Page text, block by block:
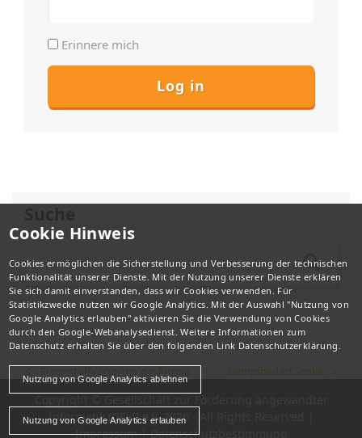
Cookie Hinweis
Cookies ermöglichen die Sicherstellung und Verbesserung der technischen
Funktionalität unserer Dienste. Mit der Nutzung unserer Dienste erklären
Sie sich damit einverstanden, dass wir Cookies verwenden. Für
Statistikzwecke nutzen wir Google Analytics. Mit der Auswahl "Nutzung von
Google Analytics erlauben" aktivieren Sie die Verwendung von Cookies
durch den Google-Webanalysedienst. Weitere Informationen zum
Datenschutz erhalten Sie über den folgenden Link Datenschutzerklärung .
Nutzung von Google Analytics ablehnen
Nutzung von Google Analytics erlauben
Erinnere mich
vorheriger
Beitrag:
Brennstoffversorger gasförmig
Nächster
Dampfbedarf Senke
Informatik (GFaI) e.V.2026 - All Rights Reserved |
Impressum|Datenschutzbestimmung